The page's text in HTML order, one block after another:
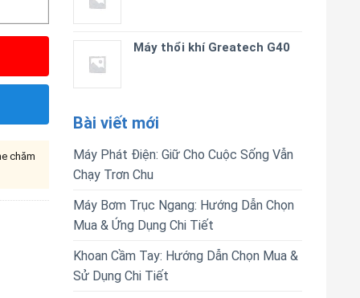
Máy thổi khí Greatech G40
Bài viết mới
Máy Phát Điện: Giữ Cho Cuộc Sống Vẫn
Chạy Trơn Chu
Máy Bơm Trục Ngang: Hướng Dẫn Chọn
Mua & Ứng Dụng Chi Tiết
Khoan Cầm Tay: Hướng Dẫn Chọn Mua &
Sử Dụng Chi Tiết
chăm